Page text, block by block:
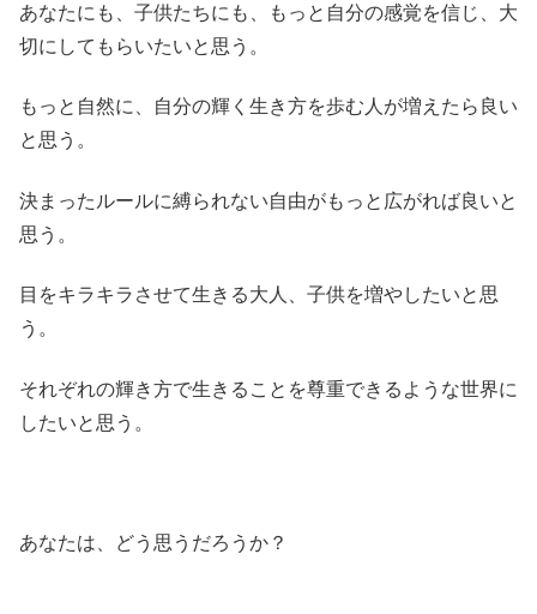
あなたにも、子供たちにも、もっと自分の感覚を信じ、大
切にしてもらいたいと思う。
もっと自然に、自分の輝く生き方を歩む人が増えたら良い
と思う。
決まったルールに縛られない自由がもっと広がれば良いと
思う。
目をキラキラさせて生きる大人、子供を増やしたいと思
う。
それぞれの輝き方で生きることを尊重できるような世界に
したいと思う。
あなたは、どう思うだろうか？